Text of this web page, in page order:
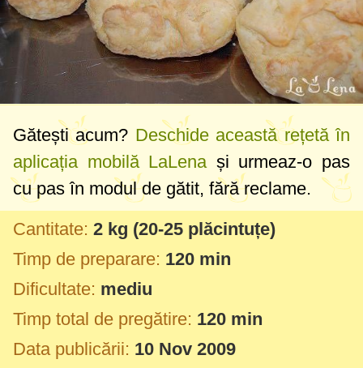
Gătești acum? Deschide această rețetă în
aplicația mobilă LaLenași urmeaz-o pas
cu pas în modul de gătit, fără reclame.
Cantitate: 2 kg (20-25 plăcintuțe)
Timp de preparare: 120 min
Dificultate: mediu
Timp total de pregătire: 120 min
Data publicării: 10 Nov 2009